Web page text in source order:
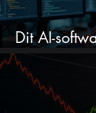
Dit AI-
en zet de